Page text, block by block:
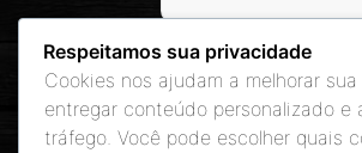
Respeitamos sua privacidade
Cookies nos ajudam a melhorar
entregar conteúdo personalizado e
tráfego. Você pode escolher quais